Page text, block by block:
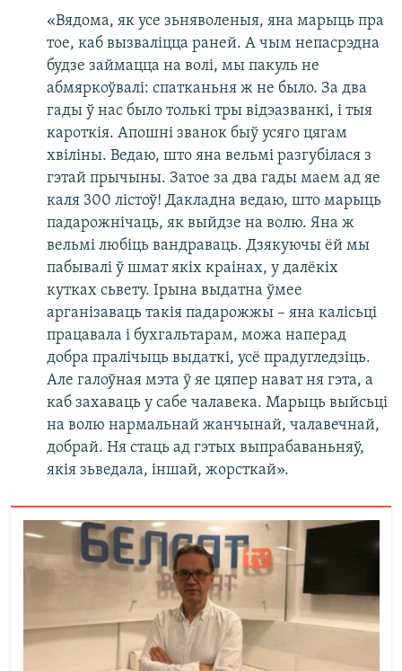
«Вядома, як усе зьняволеныя, яна марыць пра
тое, каб вызваліцца раней. А чым непасрэдна
будзе займацца на волі, мы пакуль не
абмяркоўвалі: спатканьня ж не было. За два
гады ў нас было толькі тры відэазванкі, і тыя
кароткія. Апошні званок быў усяго цягам
хвіліны. Ведаю, што яна вельмі разгубілася з
гэтай прычыны. Затое за два гады маем ад яе
каля 300 лістоў! Дакладна ведаю, што марыць
падарожнічаць, як выйдзе на волю. Яна ж
вельмі любіць вандраваць. Дзякуючы ёй мы
пабывалі ў шмат якіх краінах, у далёкіх
кутках сьвету. Ірына выдатна ўмее
арганізаваць такія падарожжы – яна калісьці
працавала і бухгальтарам, можа наперад
добра пралічыць выдаткі, усё прадугледзіць.
Але галоўная мэта ў яе цяпер нават ня гэта, а
каб захаваць у сабе чалавека. Марыць выйсьці
на волю нармальнай жанчынай, чалавечнай,
добрай. Ня стаць ад гэтых выпрабаваньняў,
якія зьведала, іншай, жорсткай».